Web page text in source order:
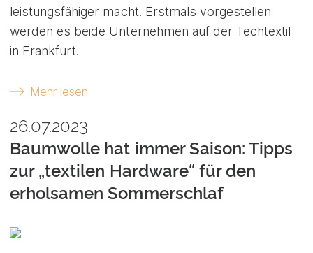
leistungsfähiger macht. Erstmals vorgestellen
werden es beide Unternehmen auf der Techtextil
in Frankfurt.
Mehr lesen
26.07.2023
Baumwolle hat immer Saison: Tipps
zur „textilen Hardware“ für den
erholsamen Sommerschlaf